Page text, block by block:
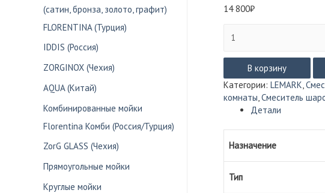
(сатин, бронза, золото, графит)
FLORENTINA (Турция)
IDDIS (Россия)
ZORGINOX (Чехия)
AQUA (Китай)
Комбинированные мойки
Florentina Комби (Россия/Турция)
ZorG GLASS (Чехия)
Прямоугольные мойки
Круглые мойки
14 800₽
товара
Смеситель
Lemark
UNIT
умывальника
гигиеническим
душем
В корзину
Категории: LEMARK
комнаты Смеситель
Детали
Назначение
Тип